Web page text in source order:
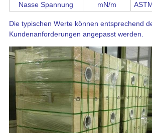
Nasse Spannung
mN/m
Die typischen Werte können entsprechend
Kundenanforderungen angepasst werden.